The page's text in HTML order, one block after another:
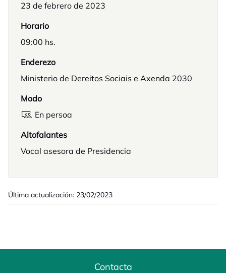
23 de febrero de 2023
Horario
09:00 hs.
Enderezo
Ministerio de Dereitos Sociais e Axenda 2030
Modo
En persoa
Altofalantes
Vocal asesora de Presidencia
Última actualización: 23/02/2023
Contacta